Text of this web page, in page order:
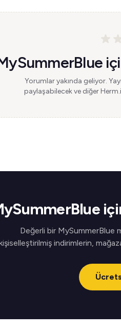
Yorumlar yakında geliyor.
paylaşabilecek ve diğer
Değerli bir MySummerBlue
indirimlerin,